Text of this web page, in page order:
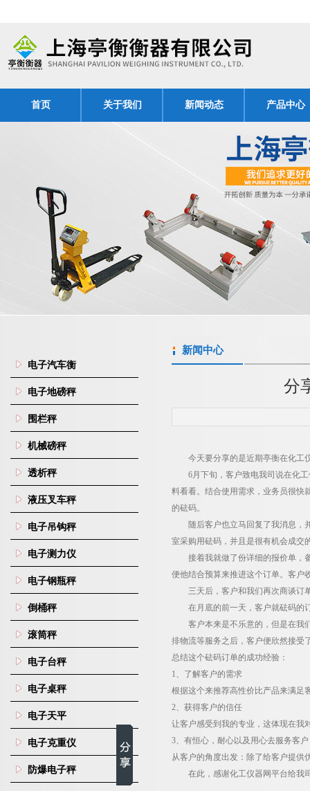
首页 关于我们 新闻动态 产品中心
电子汽车衡
电子地磅秤
围栏秤
机械磅秤
透析秤
液压叉车秤
电子吊钩秤
电子测力仪
电子钢瓶秤
倒桶秤
滚筒秤
电子台秤
电子桌秤
电子天平
电子克重仪
防爆电子秤
新闻中心
分
今天要分享的是近期亭衡在化工
6月下旬，客户致电我司说在化
料看看。结合使用需求，业务员很快
的砝码。
随后客户也立马回复了我消息，
室采购用砝码，并且是很有机会成交
接着我就做了份详细的报价单，
便他结合预算来推进这个订单。客户
三天后，客户和我们再次商谈订
在月底的前一天，客户就砝码的
客户本来是不乐意的，但是在我
排物流等服务之后，客户便欣然接受
总结这个砝码订单的成功经验：
1、了解客户的需求
根据这个来推荐高性价比产品来满足
2、获得客户的信任
让客户感受到我的专业，这体现在我
3、有恒心，耐心以及用心去服务客户
从客户的角度出发：除了给客户提供
在此，感谢化工仪器网平台给我